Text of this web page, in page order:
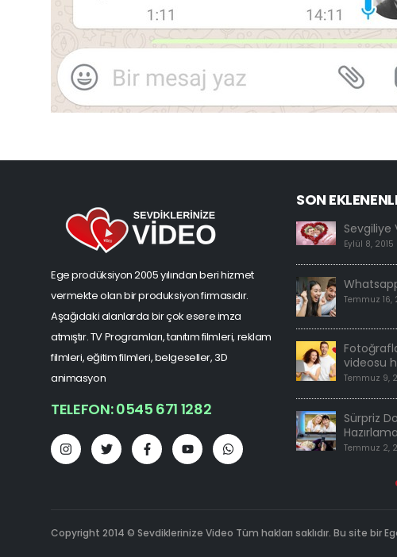
Ege prodüksiyon 2005 yılından beri hizmet
vermekte olan bir produksiyon firmasıdır.
Aşağıdaki alanlarda bir çok esere imza
atmıştır. TV Programları, tanıtım filmleri, reklam
filmleri, eğitim filmleri, belgeseller, 3D
animasyon
TELEFON: 0545 671 1282
SON
Sevgiliye
Eylül 8, 2015
Temmuz 16,
videosu
Temmuz 9,
Sürpriz
Hazırlama
Temmuz 2,
Copyright 2014 © Sevdiklerinize Video Tüm hakları saklıdır. Bu site bir